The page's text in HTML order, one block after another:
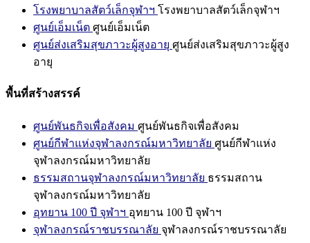
โรงพยาบาลสัตว์เล็กจุฬาฯ โรงพยาบาลสัตว์เล็กจุฬาฯ
ศูนย์เอ็มเน็ต ศูนย์เอ็มเน็ต
ศูนย์ส่งเสริมสุขภาวะผู้สูงอายุ ศูนย์ส่งเสริมสุขภาวะผู้สูง
อายุ
พื้นที่สร้างสรรค์
ศูนย์พันธกิจเพื่อสังคม ศูนย์พันธกิจเพื่อสังคม
ศูนย์กีฬาแห่งจุฬาลงกรณ์มหาวิทยาลัย ศูนย์กีฬาแห่ง
จุฬาลงกรณ์มหาวิทยาลัย
ธรรมสถานจุฬาลงกรณ์มหาวิทยาลัย ธรรมสถาน
จุฬาลงกรณ์มหาวิทยาลัย
อุทยาน 100 ปี จุฬาฯ อุทยาน 100 ปี จุฬาฯ
จุฬาลงกรณ์ราชบรรณาลัย จุฬาลงกรณ์ราชบรรณาลัย